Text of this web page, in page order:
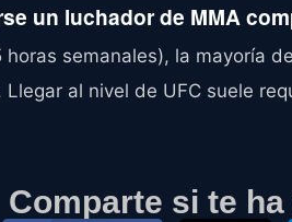
un luchador de MMA
semanales), la mayoría
al nivel de UFC suele
Comparte si te